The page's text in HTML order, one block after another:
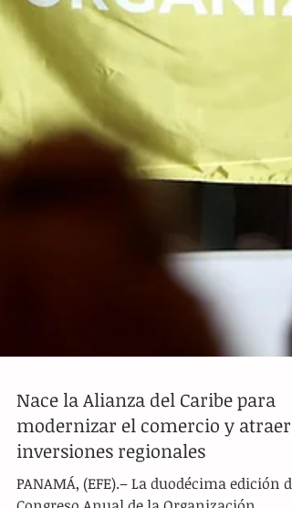
Nace la Alianza del Caribe para
modernizar el comercio y atraer
inversiones regionales